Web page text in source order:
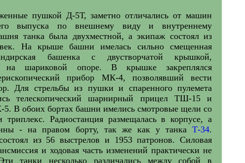
пушкой Д-5Т, заметно отличались от машин
выпуска по внешнему виду и внутреннему
танка была двухместной, а экипаж состоял из
На крыше башни имелась сильно смещенная
башенка с двустворчатой крышкой,
на шариковой опоре. В крышке закреплялся
прибор МК-4, позволявший вести
Для стрельбы из пушки и спаренного пулемета
телескопический шарнирный прицел ТШ-15 и
В обоих бортах башни имелись смотровые щели со
триплекс. Радиостанция размещалась в корпусе, а
- на правом борту, так же как у танка Т-34.
из 56 выстрелов и 1953 патронов. Силовая
и ходовая часть изменений практически не
танки несколько различались между собой в